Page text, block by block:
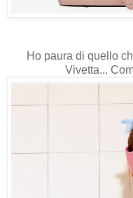
Ho paura di quello
Vivetta...